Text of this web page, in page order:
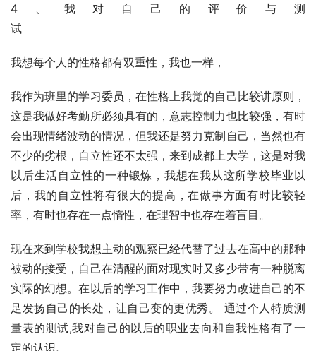
4、我对自己的评价与测
试
我想每个人的性格都有双重性，我也一样，
我作为班里的学习委员，在性格上我觉的自己比较讲原则，
这是我做好考勤所必须具有的，意志控制力也比较强，有时
会出现情绪波动的情况，但我还是努力克制自己，当然也有
不少的劣根，自立性还不太强，来到成都上大学，这是对我
以后生活自立性的一种锻炼，我想在我从这所学校毕业以
后，我的自立性将有很大的提高，在做事方面有时比较轻
率，有时也存在一点惰性，在理智中也存在着盲目。
现在来到学校我想主动的观察已经代替了过去在高中的那种
被动的接受，自己在清醒的面对现实时又多少带有一种脱离
实际的幻想。在以后的学习工作中，我要努力改进自己的不
足发扬自己的长处，让自己变的更优秀。 通过个人特质测
量表的测试,我对自己的以后的职业去向和自我性格有了一
定的认识,